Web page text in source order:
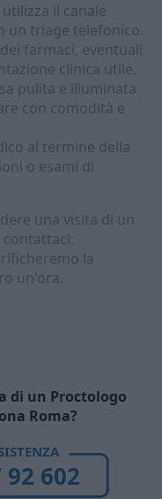
il canale
un triage telefonico.
farmaci, eventuali
clinica utile.
pulita e illuminata
con comodità e
al termine della
o esami di
una visita di un
contattaci:
la
un'ora.
di un Proctologo
Roma?
92 602